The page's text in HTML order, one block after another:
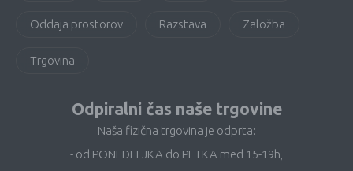
Oddaja prostorov Razstava Založba
Trgovina
Odpiralni čas naše trgovine
Naša fizična trgovina je odprta:
- od PONEDELJKA do PETKA med 15-19h,